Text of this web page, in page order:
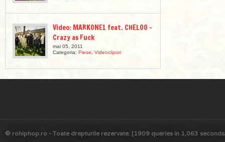
Video: MARKONE1 feat. CHELOO –
Crazy as Fuck
mai 05, 2011
Categoria: Piese Videoclipuri
© rohiphop.ro - Toate drepturile rezervate. [1909 queries in 1,063